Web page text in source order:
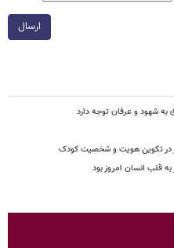
ارسال
شهود و عرفان توجه دارد
در تکوین هویت و شخصیت کودک
قلب انسان امروز بود